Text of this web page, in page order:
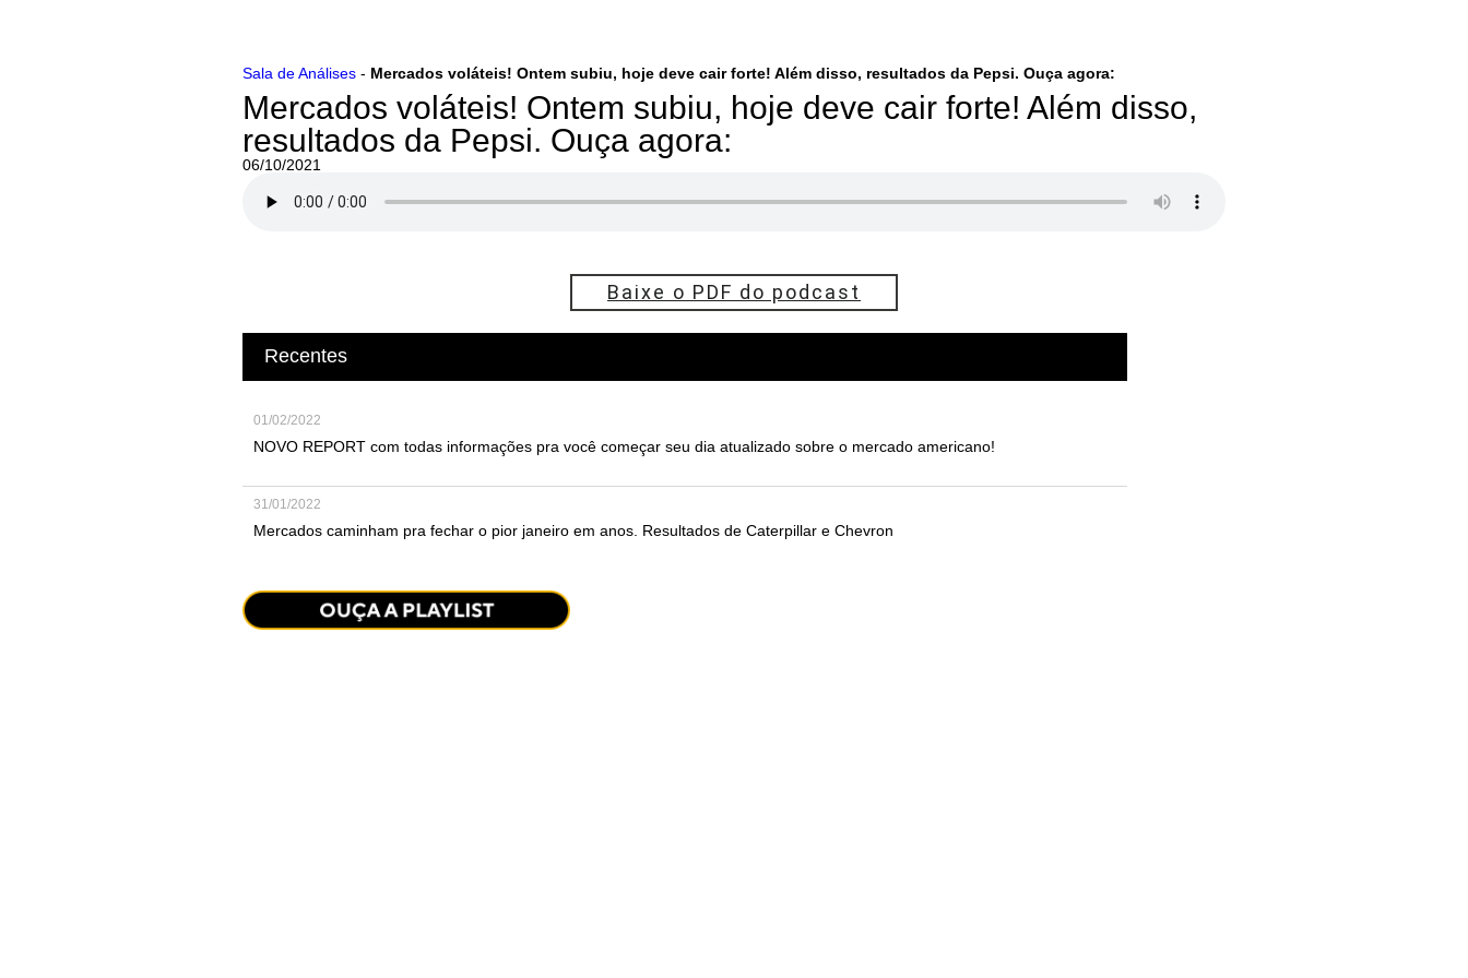
Ir
o
conteúdo
Sala de Análises - Mercados voláteis! Ontem subiu, hoje deve cair forte! Além disso, resultados da Pepsi. Ouça agora:
Mercados voláteis! Ontem subiu, hoje deve cair forte! Além disso,
resultados da Pepsi. Ouça agora:
06/10/2021
Baixe o PDF do podcast
Recentes
01/02/2022
NOVO REPORT com todas informações pra você começar seu dia atualizado sobre o mercado americano!
31/01/2022
Mercados caminham pra fechar o pior janeiro em anos. Resultados de Caterpillar e Chevron